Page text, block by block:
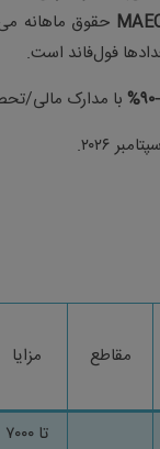
حقوق ماهانه
فول‌فاند است.
۹۰%
با مدارک مالی/
۲۰۲۶ .
مقاطع مزایا
تا۷۰۰۰